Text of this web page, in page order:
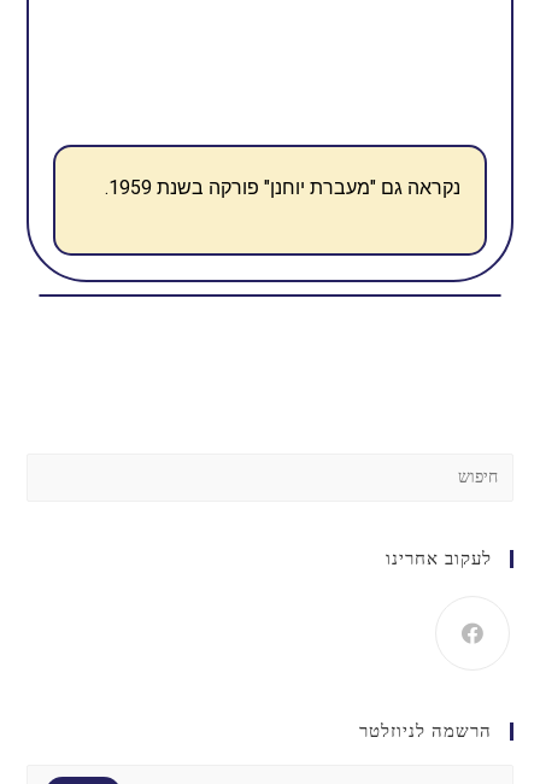
נקראה גם "מעברת יוחנן" פורקה בשנת 1959 .
לעקוב אחרינו
הרשמה לניוזלטר